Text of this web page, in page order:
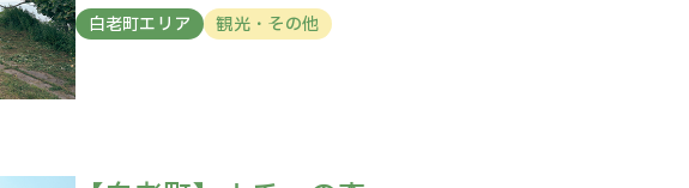
白老町エリア 観光・その他